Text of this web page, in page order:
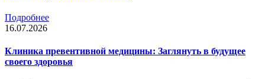
Подробнее
16.07.2026
Клиника превентивной медицины: Заглянуть в будущее
своего здоровья